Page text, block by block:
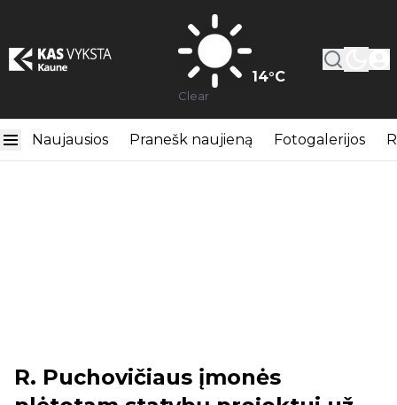
14°C
Clear
Naujausios Pranešk naujieną Fotogalerijos
R. Puchovičiaus įmonės